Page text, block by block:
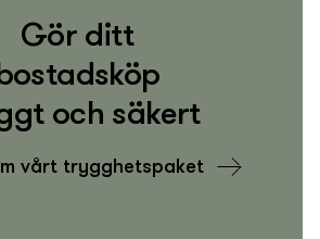
Gör ditt
och säkert
vårt trygghets­­­paket